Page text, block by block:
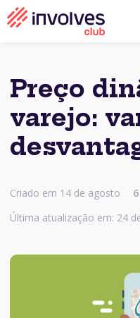
Preço
varejo:
Criado em 14 de agosto 6
Última atualização em: 24